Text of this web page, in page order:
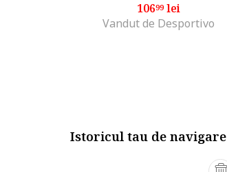
10699lei
Vandut de Desportivo
Istoricul tau de navigare